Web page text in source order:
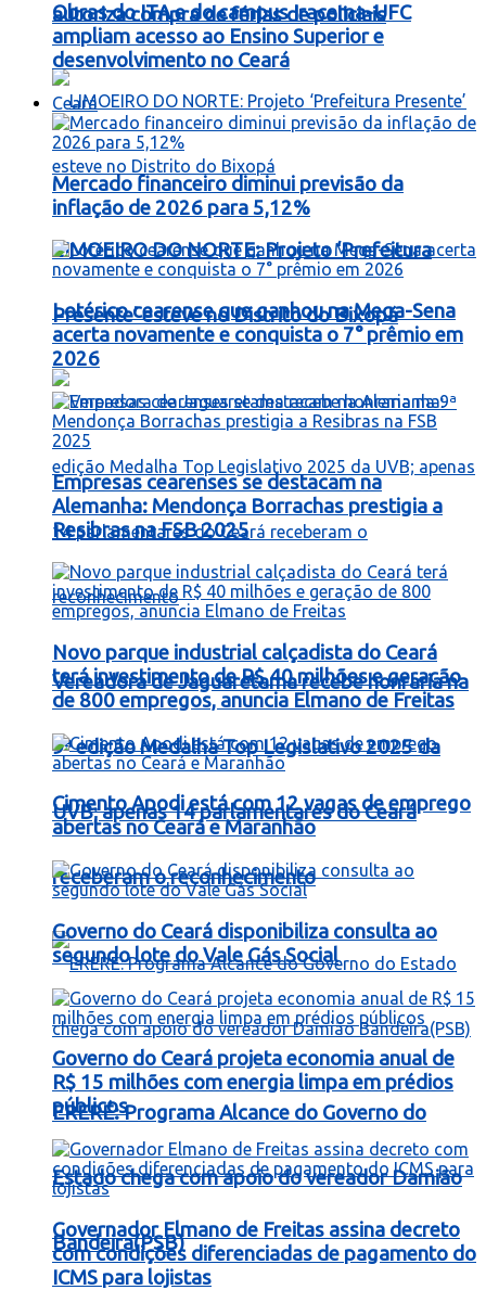
autoriza compra de férias de policiais
LIMOEIRO DO NORTE: Projeto ‘Prefeitura
Presente’ esteve no Distrito do Bixopá
Vereadora de Jaguaretama recebe honraria na
9ª edição Medalha Top Legislativo 2025 da
UVB; apenas 14 parlamentares do Ceará
receberam o reconhecimento
ERERÉ: Programa Alcance do Governo do
Estado chega com apoio do vereador Damião
Bandeira(PSB)
Obras do ITA e do campus Iracema-UFC
ampliam acesso ao Ensino Superior e
desenvolvimento no Ceará
Ceará
Mercado financeiro diminui previsão da
inflação de 2026 para 5,12%
Lotérico cearense que ganhou na Mega-Sena
acerta novamente e conquista o 7° prêmio em
2026
Empresas cearenses se destacam na
Alemanha: Mendonça Borrachas prestigia a
Resibras na FSB 2025
Novo parque industrial calçadista do Ceará
terá investimento de R$ 40 milhões e geração
de 800 empregos, anuncia Elmano de Freitas
Cimento Apodi está com 12 vagas de emprego
abertas no Ceará e Maranhão
Governo do Ceará disponibiliza consulta ao
segundo lote do Vale Gás Social
Governo do Ceará projeta economia anual de
R$ 15 milhões com energia limpa em prédios
públicos
Governador Elmano de Freitas assina decreto
com condições diferenciadas de pagamento do
ICMS para lojistas